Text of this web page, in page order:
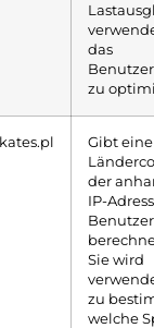
das
zu
Gibt
der
IP-
Sie wird
zu
welche